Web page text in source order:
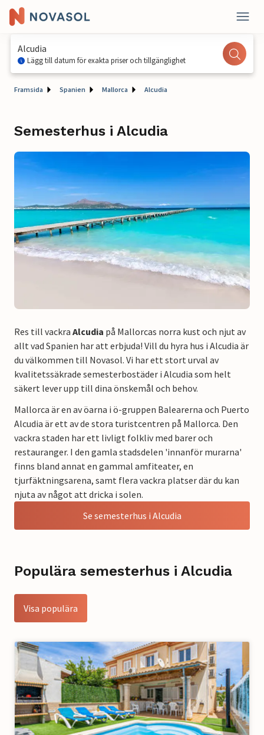
Alcudia
Lägg till datum för exakta priser och tillgänglighet
Framsida Spanien Mallorca Alcudia
Semesterhus i Alcudia
Res till vackra Alcudia på Mallorcas norra kust och njut av
allt vad Spanien har att erbjuda! Vill du hyra hus i Alcudia är
du välkommen till Novasol. Vi har ett stort urval av
kvalitetssäkrade semesterbostäder i Alcudia som helt
säkert lever upp till dina önskemål och behov.
Mallorca är en av öarna i ö-gruppen Balearerna och Puerto
Alcudia är ett av de stora turistcentren på Mallorca. Den
vackra staden har ett livligt folkliv med barer och
restauranger. I den gamla stadsdelen 'innanför murarna'
finns bland annat en gammal amfiteater, en
tjurfäktningsarena, samt flera vackra platser där du kan
njuta av något att dricka i solen.
Se semesterhus i Alcudia
Populära semesterhus i Alcudia
Visa populära